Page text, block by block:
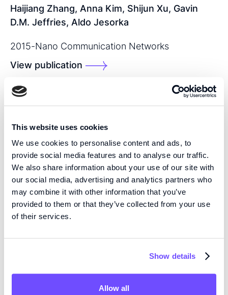
This website uses cookies
We use cookies to personalise content and ads, to
provide social media features and to analyse our traffic.
We also share information about your use of our site with
our social media, advertising and analytics partners who
may combine it with other information that you’ve
provided to them or that they’ve collected from your use
of their services.
Show details
Allow all
Haijiang Zhang, Anna Kim, Shijun Xu, Gavin
D.M. Jeffries, Aldo Jesorka
2015-Nano Communication Networks
View publication
KOMPETENS
Vi är pionjärer inom vävnadsteknik med hög precision
nästa generations produkter för regenerativ medicin